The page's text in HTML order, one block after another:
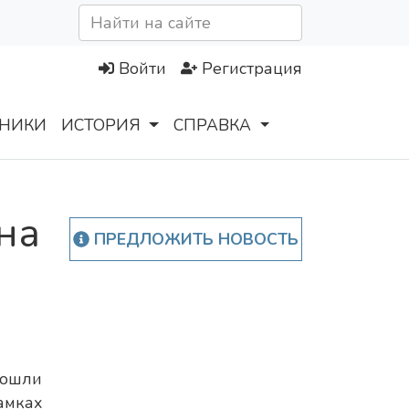
Войти Регистрация
ИСТОРИЯ СПРАВКА
ПРЕДЛОЖИТЬ НОВОСТЬ